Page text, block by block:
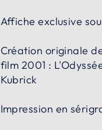
Affiche exclusive
Création originale
film 2001 :
Kubrick
Impression en